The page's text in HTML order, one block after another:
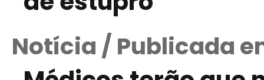
Notícia / Publicada